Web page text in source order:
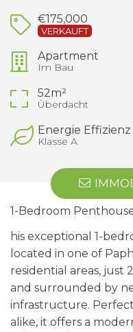
€175,000
VERKAUFT
Apartment
Im Bau
52m²
Überdacht
Energie Effizienz
Klasse A
1-Bedroom
his exceptional 1-
located in one of
residential areas, just
and surrounded by
infrastructure.
alike, it offers a